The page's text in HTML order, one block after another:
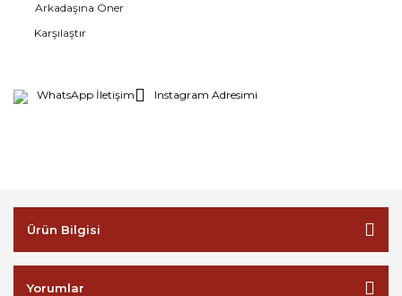
Arkadaşına Öner
Karşılaştır
WhatsApp İletişim Instagram Adresimi
Ürün Bilgisi
Yorumlar